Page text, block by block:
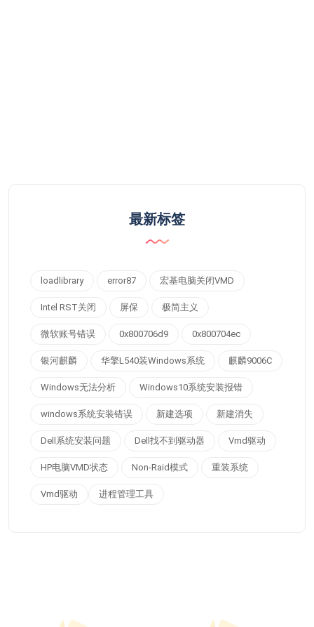
最新标签
loadlibrary error87 宏基电脑关闭VMD
Intel RST关闭 屏保 极简主义
微软账号错误 0x800706d9 0x800704ec
银河麒麟 华擎L540装Windows系统 麒麟9006C
Windows无法分析 Windows10系统安装报错
windows系统安装错误 新建选项 新建消失
Dell系统安装问题 Dell找不到驱动器 Vmd驱动
HP电脑VMD状态 Non-Raid模式 重装系统
Vmd驱动 进程管理工具